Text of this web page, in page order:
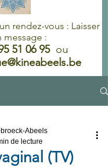
rendez-vous : Laisser
message :
51 06 95 ou
(TV)
Abeels
de lecture